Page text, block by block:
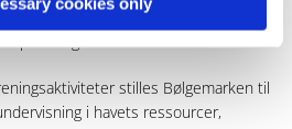
det meste af den yngel, som skal
stilles Bølgemarken til
i havets ressourcer,